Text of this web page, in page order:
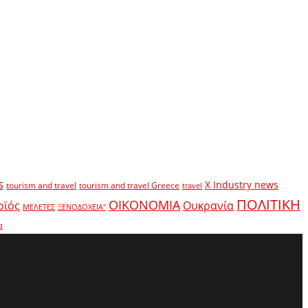
tourism and travel tourism and travel Greece travel X Industry news
ΜΕΛΕΤΕΣ ΞΕΝΟΔΟΧΕΙΑ" ΟΙΚΟΝΟΜΙΑ Ουκρανία ΠΟΛΙΤΙΚΗ